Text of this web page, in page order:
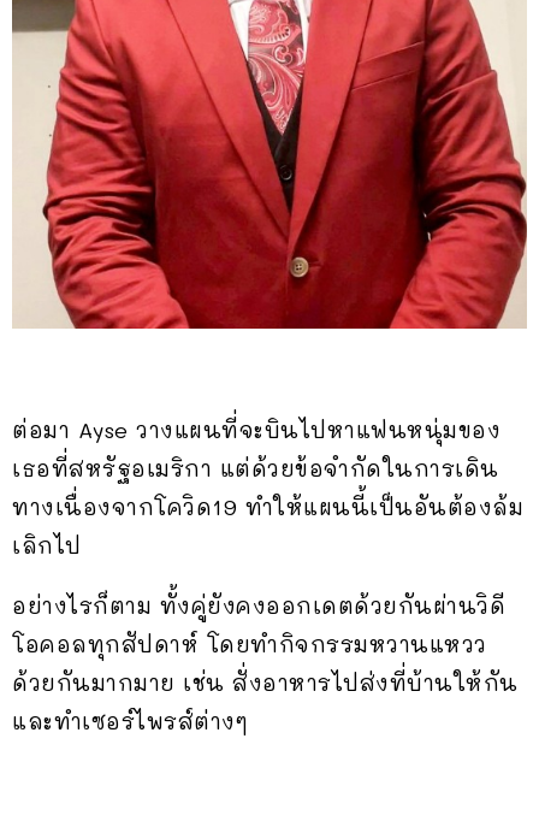
ต่อมา Ayse วางแผนที่จะบินไปหาแฟนหนุ่มของ
เธอที่สหรัฐอเมริกา แต่ด้วยข้อจำกัดในการเดิน
ทางเนื่องจากโควิด19 ทำให้แผนนี้เป็นอันต้องล้ม
เลิกไป
อย่างไรก็ตาม ทั้งคู่ยังคงออกเดตด้วยกันผ่านวิดี
โอคอลทุกสัปดาห์ โดยทำกิจกรรมหวานแหวว
ด้วยกันมากมาย เช่น สั่งอาหารไปส่งที่บ้านให้กัน
และทำเซอร์ไพรส์ต่างๆ